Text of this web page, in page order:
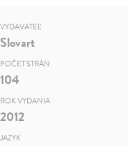
VYDAVATEĽ
Slovart
POČET STRÁN
104
ROK VYDANIA
2012
JAZYK